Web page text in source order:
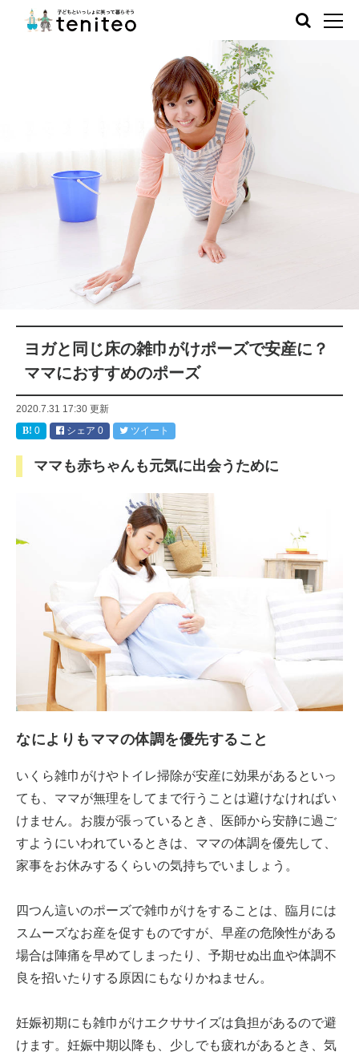
ヨガと同じ床の雑巾がけポーズで安産に？
ママにおすすめのポーズ
2020.7.31 17:30 更新
0
シェア 0 ツイート
ママも赤ちゃんも元気に出会うために
なによりもママの体調を優先すること
いくら雑巾がけやトイレ掃除が安産に効果があるといっ
ても、ママが無理をしてまで行うことは避けなければい
けません。お腹が張っているとき、医師から安静に過ご
すようにいわれているときは、ママの体調を優先して、
家事をお休みするくらいの気持ちでいましょう。
四つん這いのポーズで雑巾がけをすることは、臨月には
スムーズなお産を促すものですが、早産の危険性がある
場合は陣痛を早めてしまったり、予期せぬ出血や体調不
良を招いたりする原因にもなりかねません。
妊娠初期にも雑巾がけエクササイズは負担があるので避
けます。妊娠中期以降も、少しでも疲れがあるとき、気